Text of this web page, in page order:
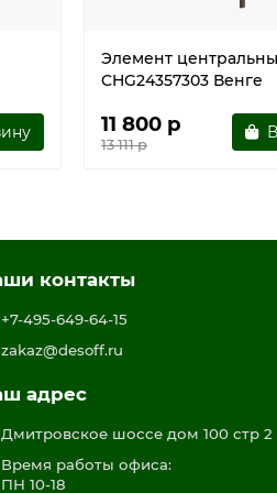
Элемент
CHG24357303 Венге
11 800 р
13 111 р
контакты
+7-495-649-64-15
zakaz@desoff.ru
адрес
Дмитровское шоссе дом 100 стр 2
Время работы офиса:
ПН 10-18